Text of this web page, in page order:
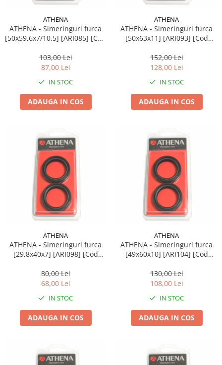
ATHENA
ATHENA - Simeringuri furca
[50x59,6x7/10,5] [ARI085] [Cod
103,00 Lei
87,00 Lei
IN STOC
ADAUGA IN COS
ATHENA
ATHENA - Simeringuri furca
[50x63x11] [ARI093] [Cod
152,00 Lei
128,00 Lei
IN STOC
ADAUGA IN COS
ATHENA
ATHENA - Simeringuri furca
[29,8x40x7] [ARI098] [Cod
80,00 Lei
68,00 Lei
IN STOC
ADAUGA IN COS
ATHENA
ATHENA - Simeringuri furca
[49x60x10] [ARI104] [Cod
130,00 Lei
108,00 Lei
IN STOC
ADAUGA IN COS